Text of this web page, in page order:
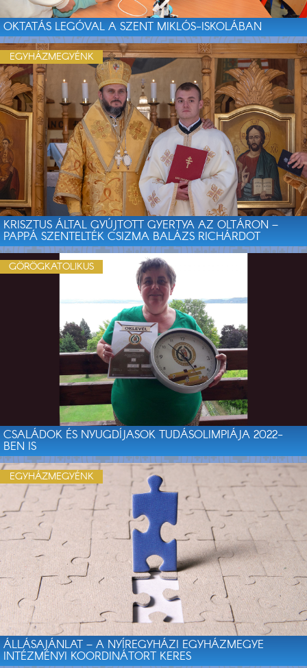
OKTATÁS LEGÓVAL A SZENT MIKLÓS-ISKOLÁBAN
KRISZTUS ÁLTAL GYÚJTOTT GYERTYA AZ OLTÁRON –
PAPPÁ SZENTELTÉK CSIZMA BALÁZS RICHÁRDOT
EGYHÁZMEGYÉNK
CSALÁDOK ÉS NYUGDÍJASOK TUDÁSOLIMPIÁJA 2022-
BEN IS
GÖRÖGKATOLIKUS
ÁLLÁSAJÁNLAT – A NYÍREGYHÁZI EGYHÁZMEGYE
INTÉZMÉNYI KOORDINÁTORT KERES
EGYHÁZMEGYÉNK